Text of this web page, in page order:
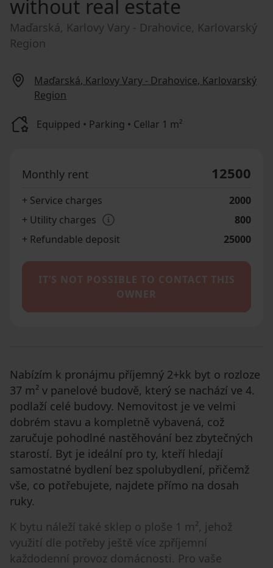
without real estate
Maďarská, Karlovy Vary - Drahovice, Karlovarský
Region
Maďarská, Karlovy Vary - Drahovice, Karlovarský
Region
Equipped • Parking • Cellar 1 m²
Monthly rent 12500
+ Service charges
2000
+ Utility charges
800
+ Refundable deposit
25000
IT’S NOT POSSIBLE TO CONTACT THIS
OWNER
Nabízím k pronájmu příjemný 2+kk byt o rozloze
37 m² v panelové budově, který se nachází ve 4.
podlaží celé budovy. Nemovitost je ve velmi
dobrém stavu a kompletně vybavená, což
zaručuje pohodlné nastěhování bez zbytečných
starostí. Byt je ideální pro ty, kteří hledají
samostatné bydlení bez spolubydlení, přičemž
vše, co potřebujete, najdete přímo na dosah
ruky.
K bytu náleží také sklep o ploše 1 m², jehož
využití dle potřeby ještě více zpříjemní
každodenní provoz domácnosti. Pro vaše